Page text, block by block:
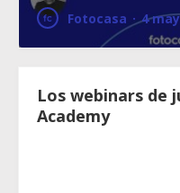
Fotocasa · 4
Los webinars de
Academy